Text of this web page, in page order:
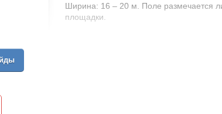
Ширина: 16 – 20 м. Поле размечается
площадки.